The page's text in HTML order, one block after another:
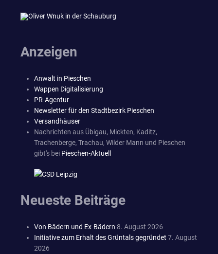
Anzeigen
Anwalt in Pieschen
Wappen Digitalisierung
PR-Agentur
Newsletter für den Stadtbezirk Pieschen
Versandhäuser
Nachrichten aus Übigau, Mickten, Kaditz,
Trachenberge, Trachau, Wilder Mann und Pieschen
gibt's bei Pieschen-Aktuell
Neueste Beiträge
Von Bädern und Ex-Bädern 8. August 2026
Initiative zum Erhalt des Grüntals gegründet 7. August
2026